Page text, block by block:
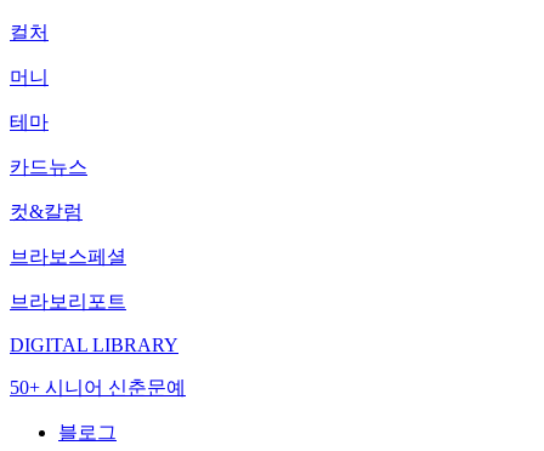
컬처
머니
테마
카드뉴스
컷&칼럼
브라보스페셜
브라보리포트
DIGITAL LIBRARY
50+ 시니어 신춘문예
블로그